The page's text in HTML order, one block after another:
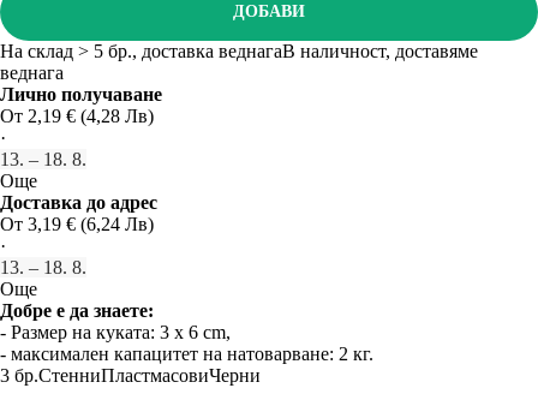
ДОБАВИ
На склад > 5 бр., доставка веднагаВ наличност, доставяме
веднага
Лично получаване
От 2,19 € (4,28 Лв)
·
13. – 18. 8.
Още
Доставка до адрес
От 3,19 € (6,24 Лв)
·
13. – 18. 8.
Още
Добре е да знаете:
- Размер на куката: 3 x 6 cm,
- максимален капацитет на натоварване: 2 кг.
3 бр.СтенниПластмасовиЧерни